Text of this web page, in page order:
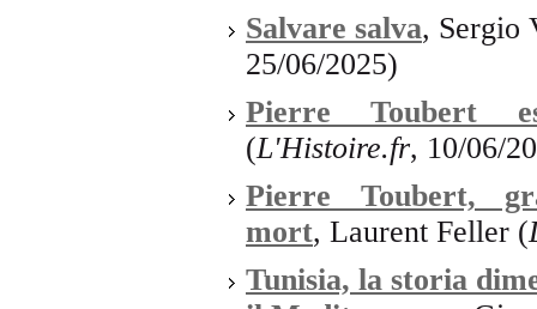
Salvare salva, Sergio
25/06/2025)
Pierre Toubert
(L'Histoire.fr, 10/06/
Pierre Toubert,
mort, Laurent Feller (
Tunisia, la storia